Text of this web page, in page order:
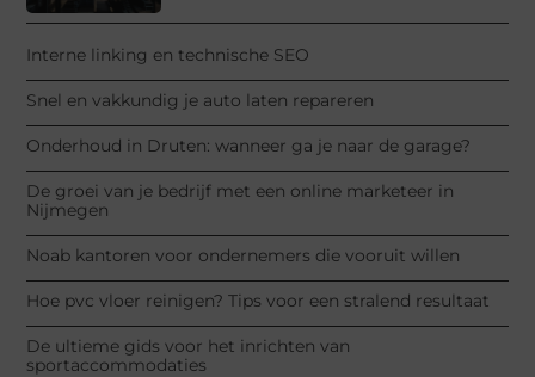
Interne linking en technische SEO
Snel en vakkundig je auto laten repareren
Onderhoud in Druten: wanneer ga je naar de garage?
De groei van je bedrijf met een online marketeer in
Nijmegen
Noab kantoren voor ondernemers die vooruit willen
Hoe pvc vloer reinigen? Tips voor een stralend resultaat
De ultieme gids voor het inrichten van
sportaccommodaties